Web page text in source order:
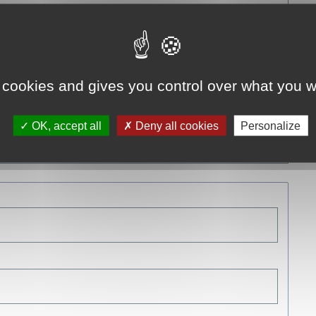
and gives you control over what you
OK, accept all Deny all cookies Personalize